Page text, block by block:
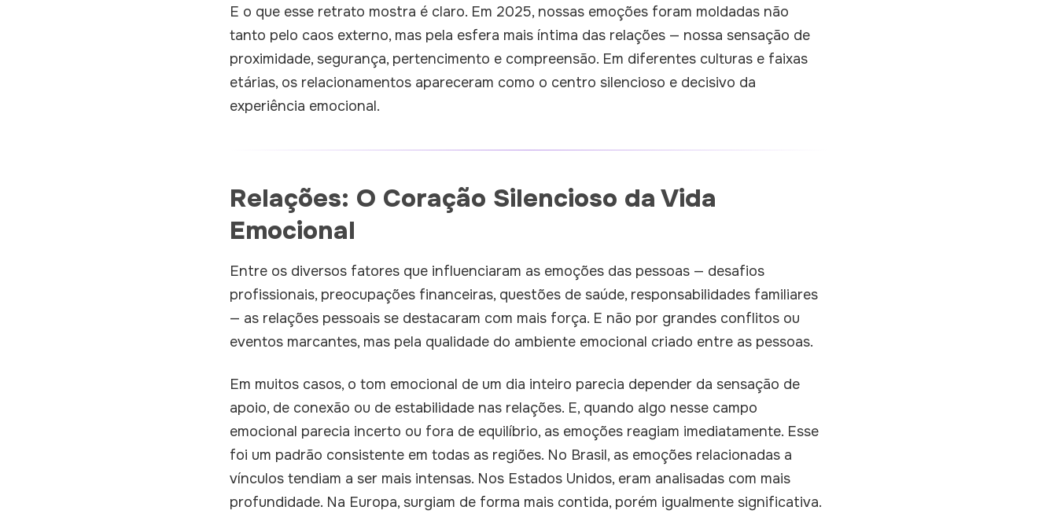
E o que esse retrato mostra é claro. Em 2025, nossas emoções foram moldadas não
tanto pelo caos externo, mas pela esfera mais íntima das relações — nossa sensação de
proximidade, segurança, pertencimento e compreensão. Em diferentes culturas e faixas
etárias, os relacionamentos apareceram como o centro silencioso e decisivo da
experiência emocional.
Relações: O Coração Silencioso da Vida
Emocional
Entre os diversos fatores que influenciaram as emoções das pessoas — desafios
profissionais, preocupações financeiras, questões de saúde, responsabilidades familiares
— as relações pessoais se destacaram com mais força. E não por grandes conflitos ou
eventos marcantes, mas pela qualidade do ambiente emocional criado entre as pessoas.
Em muitos casos, o tom emocional de um dia inteiro parecia depender da sensação de
apoio, de conexão ou de estabilidade nas relações. E, quando algo nesse campo
emocional parecia incerto ou fora de equilíbrio, as emoções reagiam imediatamente. Esse
foi um padrão consistente em todas as regiões. No Brasil, as emoções relacionadas a
vínculos tendiam a ser mais intensas. Nos Estados Unidos, eram analisadas com mais
profundidade. Na Europa, surgiam de forma mais contida, porém igualmente significativa.